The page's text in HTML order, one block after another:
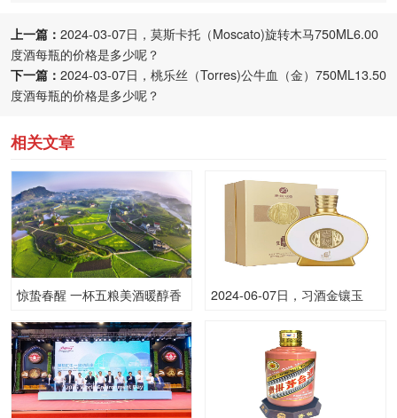
上一篇： 2024-03-07日，莫斯卡托（Moscato)旋转木马750ML6.00
度酒每瓶的价格是多少呢？
下一篇： 2024-03-07日，桃乐丝（Torres)公牛血（金）750ML13.50
度酒每瓶的价格是多少呢？
相关文章
惊蛰春醒 一杯五粮美酒暖醇香
2024-06-07日，习酒金镶玉